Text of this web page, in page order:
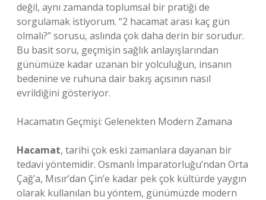
değil, aynı zamanda toplumsal bir pratiği de
sorgulamak istiyorum. “2 hacamat arası kaç gün
olmalı?” sorusu, aslında çok daha derin bir sorudur.
Bu basit soru, geçmişin sağlık anlayışlarından
günümüze kadar uzanan bir yolculuğun, insanın
bedenine ve ruhuna dair bakış açısının nasıl
evrildiğini gösteriyor.
Hacamatın Geçmişi: Gelenekten Modern Zamana
Hacamat, tarihi çok eski zamanlara dayanan bir
tedavi yöntemidir. Osmanlı İmparatorluğu’ndan Orta
Çağ’a, Mısır’dan Çin’e kadar pek çok kültürde yaygın
olarak kullanılan bu yöntem, günümüzde modern